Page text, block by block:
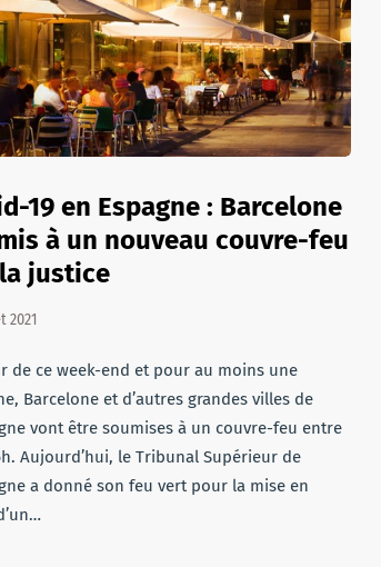
19 en Espagne : Barcelone
à un nouveau couvre-feu
justice
2021
de ce week-end et pour au moins une
Barcelone et d’autres grandes villes de
vont être soumises à un couvre-feu entre
Aujourd’hui, le Tribunal Supérieur de
a donné son feu vert pour la mise en